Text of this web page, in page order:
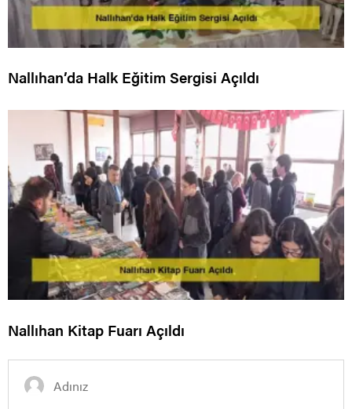
Nallıhan’da Halk Eğitim Sergisi Açıldı
Nallıhan Kitap Fuarı Açıldı